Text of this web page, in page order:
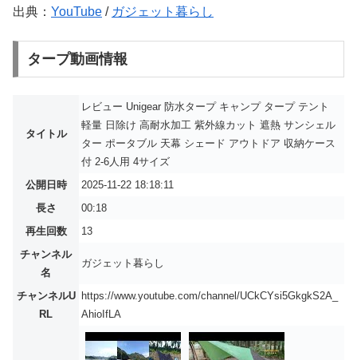
出典： YouTube / ガジェット暮らし
タープ動画情報
タイトル
レビュー Unigear 防水タープ キャンプ タープ テント
軽量 日除け 高耐水加工 紫外線カット 遮熱 サンシェル
ター ポータブル 天幕 シェード アウトドア 収納ケース
付 2-6人用 4サイズ
公開日時
2025-11-22 18:18:11
長さ
00:18
再生回数
13
チャンネル
名
ガジェット暮らし
チャンネルU
RL
https://www.youtube.com/channel/UCkCYsi5GkgkS2A_
AhioIfLA